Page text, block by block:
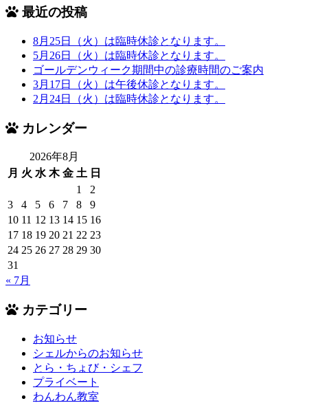
最近の投稿
8月25日（火）は臨時休診となります。
5月26日（火）は臨時休診となります。
ゴールデンウィーク期間中の診療時間のご案内
3月17日（火）は午後休診となります。
2月24日（火）は臨時休診となります。
カレンダー
2026年8月
月 火 水 木 金 土 日
1
2
3
4 5 6 7 8
9
10 11 12 13 14 15 16
17 18 19 20 21 22 23
24 25 26 27 28 29 30
31
« 7月
カテゴリー
お知らせ
シェルからのお知らせ
とら・ちょび・シェフ
プライベート
わんわん教室